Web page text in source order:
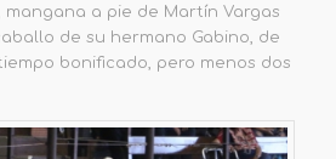
mangana a pie de Martín Vargas
de su hermano Gabino, de
bonificado, pero menos dos